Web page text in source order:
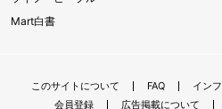
Mart白書
このサイトについて FAQ イン
会員登録
広告掲載について